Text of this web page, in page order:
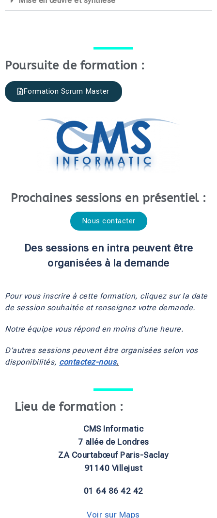
Poursuite de formation :
Formation Scrum Master
Prochaines sessions en présentiel :
Nous contacter
Des sessions en intra peuvent être
organisées à la demande
Pour vous inscrire à cette formation, cliquez sur la date
de session souhaitée et renseignez votre demande.
Notre équipe vous répond en moins d’une heure.
D’autres sessions peuvent être organisées selon vos
disponibilités, contactez-nous.
Lieu de formation :
CMS Informatic
7 allée de Londres
ZA Courtabœuf Paris-Saclay
91140 Villejust
01 64 86 42 42
Voir sur Maps